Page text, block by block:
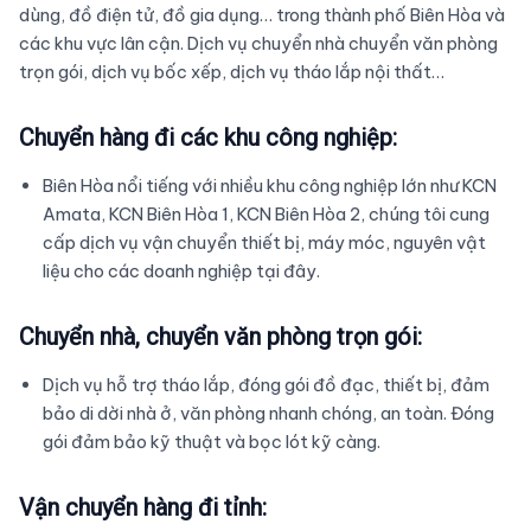
dùng, đồ điện tử, đồ gia dụng… trong thành phố Biên Hòa và
các khu vực lân cận. Dịch vụ chuyển nhà chuyển văn phòng
trọn gói, dịch vụ bốc xếp, dịch vụ tháo lắp nội thất…
Chuyển hàng đi các khu công nghiệp:
Biên Hòa nổi tiếng với nhiều khu công nghiệp lớn như KCN
Amata, KCN Biên Hòa 1, KCN Biên Hòa 2, chúng tôi cung
cấp dịch vụ vận chuyển thiết bị, máy móc, nguyên vật
liệu cho các doanh nghiệp tại đây.
Chuyển nhà, chuyển văn phòng trọn gói:
Dịch vụ hỗ trợ tháo lắp, đóng gói đồ đạc, thiết bị, đảm
bảo di dời nhà ở, văn phòng nhanh chóng, an toàn. Đóng
gói đảm bảo kỹ thuật và bọc lót kỹ càng.
Vận chuyển hàng đi tỉnh: